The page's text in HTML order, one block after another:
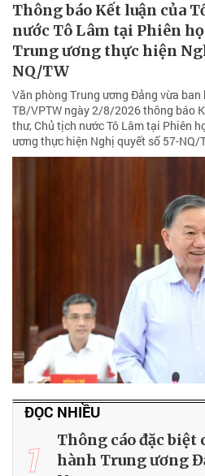
Thông báo Kết luận của
nước Tô Lâm tại Phiên
Trung ương thực hiện
NQ/TW
Văn phòng Trung ương Đảng vừa
TB/VPTW ngày 2/8/2026 thông báo
thư, Chủ tịch nước Tô Lâm tại Phiên
ương thực hiện Nghị quyết số 57-NQ/
ĐỌC NHIỀU
1
Thông cáo đặc biệt
hành Trung ương